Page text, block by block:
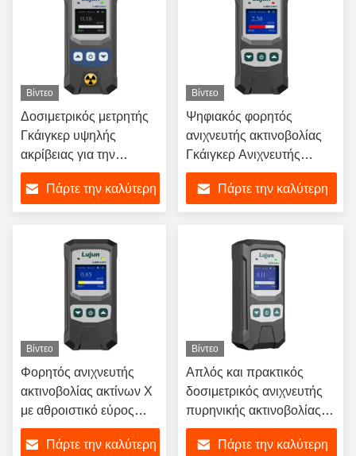
Βίντεο
Δοσιμετρικός μετρητής
Γκάιγκερ υψηλής
ακρίβειας για την
ανίχνευση πυρηνικής
ακτινοβολίας και
ακτίνων Χ
Πάρτε την καλύτερη
Βίντεο
Ψηφιακός φορητός
ανιχνευτής ακτινοβολίας
Γκάιγκερ Ανιχνευτής
ακτίνων Γάμα για
εσωτερικούς και
εξωτερικούς χώρους
Πάρτε την καλύτερη
Βίντεο
Φορητός ανιχνευτής
ακτινοβολίας ακτίνων Χ
με αθροιστικό εύρος
δόσεων 0,00uSv-
500,0mSv
Πάρτε την καλύτερη
Βίντεο
Απλός και πρακτικός
δοσιμετρικός ανιχνευτής
πυρηνικής ακτινοβολίας
για ανίχνευση
βιομηχανικών περιοχών
Πάρτε την καλύτερη